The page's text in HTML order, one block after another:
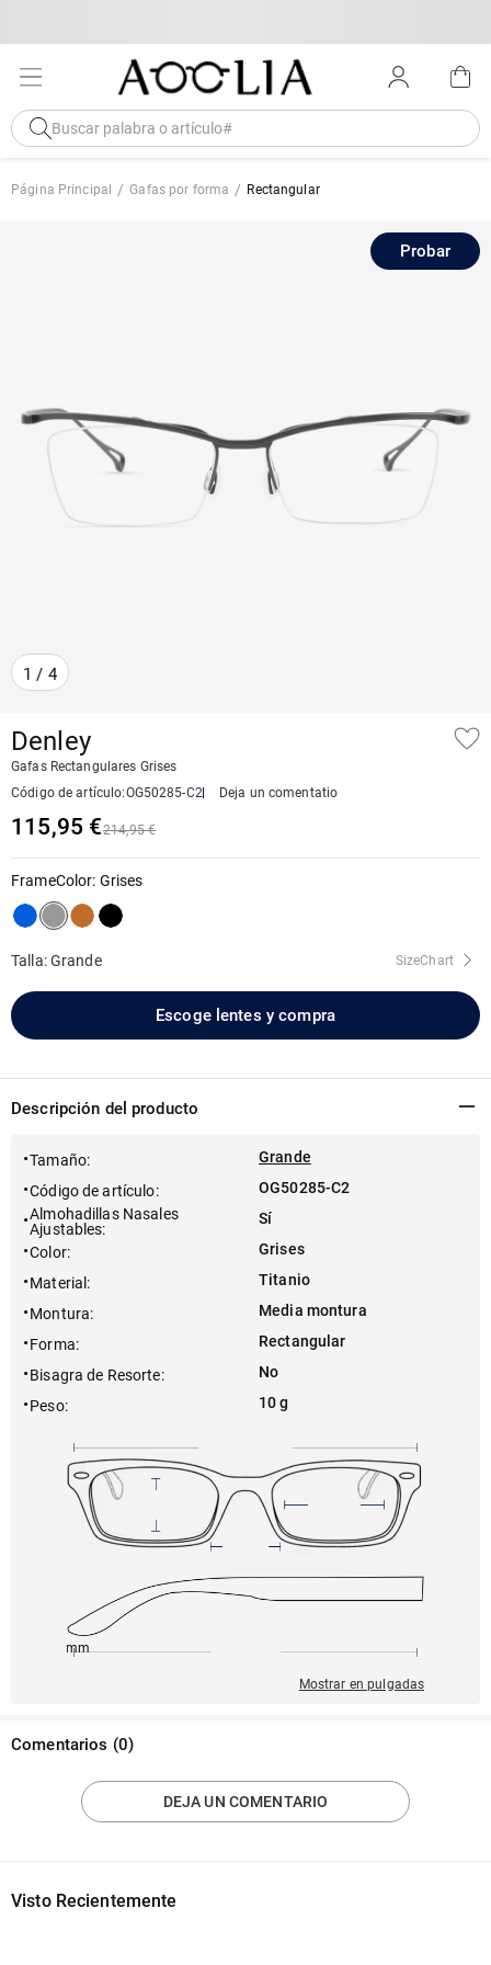
Página Principal Gafas por forma Rectangular
1 / 4
Probar
Denley
Gafas Rectangulares Grises
Código de artículo:OG50285-C2 Deja un comentatio
115,95 €214,95 €
FrameColor: Grises
Talla: Grande SizeChart
Escoge lentes y compra
Descripción del producto
Tamaño:
Grande
Código de artículo:
OG50285-C2
Almohadillas Nasales
Ajustables:
Sí
Color:
Grises
Material :
Titanio
Montura:
Media montura
Forma:
Rectangular
Bisagra de Resorte:
No
Peso: 10 g
145mm
Mostrar en pulgadas
Comentarios (0)
DEJA UN COMENTARIO
Visto Recientemente